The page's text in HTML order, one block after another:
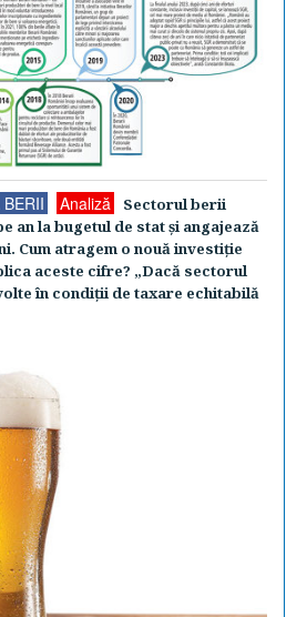
Analiză
Sectorul berii
an la bugetul de stat şi angajează
Cum atragem o nouă investiţie
aceste cifre? „Dacă sectorul
în condiţii de taxare echitabilă